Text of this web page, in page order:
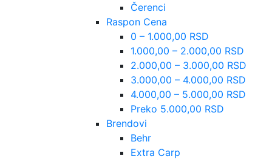
Čerenci
Raspon Cena
0 – 1.000,00 RSD
1.000,00 – 2.000,00 RSD
2.000,00 – 3.000,00 RSD
3.000,00 – 4.000,00 RSD
4.000,00 – 5.000,00 RSD
Preko 5.000,00 RSD
Brendovi
Behr
Extra Carp